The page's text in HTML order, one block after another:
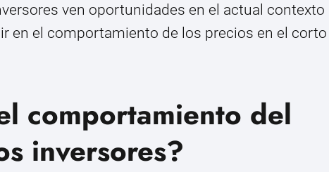
ven oportunidades en el actual contexto
en el comportamiento de los precios en el corto
comportamiento del
inversores?